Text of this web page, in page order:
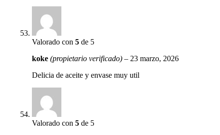
Valorado con5 de 5
koke(propietario verificado) – 23 marzo, 2026
Delicia de aceite y envase muy util
Valorado con5 de 5